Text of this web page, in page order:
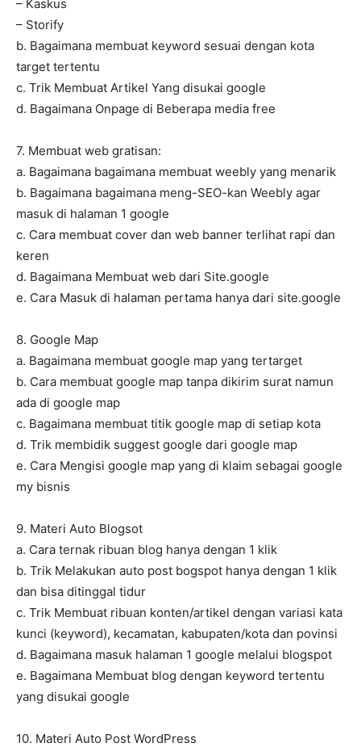
– Kaskus
– Storify
b. Bagaimana membuat keyword sesuai dengan kota
target tertentu
c. Trik Membuat Artikel Yang disukai google
d. Bagaimana Onpage di Beberapa media free
7. Membuat web gratisan:
a. Bagaimana bagaimana membuat weebly yang menarik
b. Bagaimana bagaimana meng-SEO-kan Weebly agar
masuk di halaman 1 google
c. Cara membuat cover dan web banner terlihat rapi dan
keren
d. Bagaimana Membuat web dari Site.google
e. Cara Masuk di halaman pertama hanya dari site.google
8. Google Map
a. Bagaimana membuat google map yang tertarget
b. Cara membuat google map tanpa dikirim surat namun
ada di google map
c. Bagaimana membuat titik google map di setiap kota
d. Trik membidik suggest google dari google map
e. Cara Mengisi google map yang di klaim sebagai google
my bisnis
9. Materi Auto Blogsot
a. Cara ternak ribuan blog hanya dengan 1 klik
b. Trik Melakukan auto post bogspot hanya dengan 1 klik
dan bisa ditinggal tidur
c. Trik Membuat ribuan konten/artikel dengan variasi kata
kunci (keyword), kecamatan, kabupaten/kota dan povinsi
d. Bagaimana masuk halaman 1 google melalui blogspot
e. Bagaimana Membuat blog dengan keyword tertentu
yang disukai google
10. Materi Auto Post WordPress